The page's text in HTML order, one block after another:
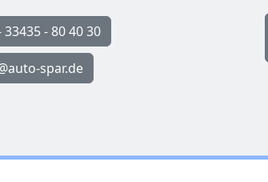
33435 - 80 40 30
spar.de